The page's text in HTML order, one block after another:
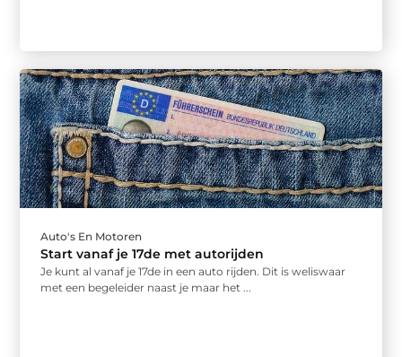
Auto's En Motoren
Start vanaf je 17de met autorijden
Je kunt al vanaf je 17de in een auto rijden. Dit is weliswaar
met een begeleider naast je maar het ...